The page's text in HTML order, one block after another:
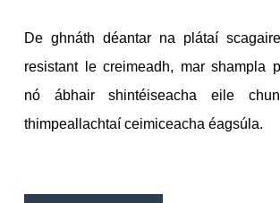
De ghnáth déantar na plátaí
resistant le creimeadh, mar shampla
nó ábhair shintéiseacha eile
thimpeallachtaí ceimiceacha éagsúla.